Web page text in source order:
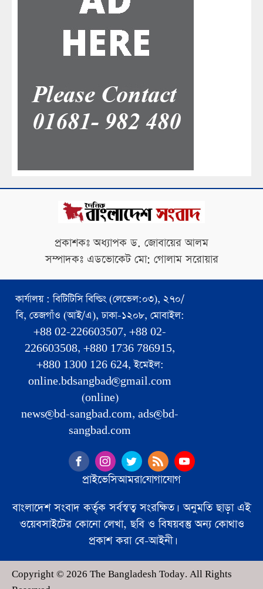
প্রকাশকঃ অধ্যাপক ড. জোবায়ের আলম
সম্পাদকঃ এডভোকেট মো: গোলাম সরোয়ার
কার্যালয় : বিটিটিসি বিল্ডিং (লেভেল:০৩), ২৭০/
বি, তেজগাঁও (আই/এ), ঢাকা-১২০৮, মোবাইল:
+88 02-226603507, +88 02-
226603508, +880 1736 786915,
+880 1300 126 624, ইমেইল:
online.bdsangbad@gmail.com
(online)
news@bd-sangbad.com, ads@bd-
sangbad.com
প্রাইভেসিআমরাযোগাযোগ
বাংলাদেশ সংবাদ কর্তৃক সর্বস্বত্ব সংরক্ষিত। অনুমতি ছাড়া এই
ওয়েবসাইটের কোনো লেখা, ছবি ও বিষয়বস্তু অন্য কোথাও
প্রকাশ করা বে-আইনী।
Copyright © 2026 The Bangladesh Today. All Rights